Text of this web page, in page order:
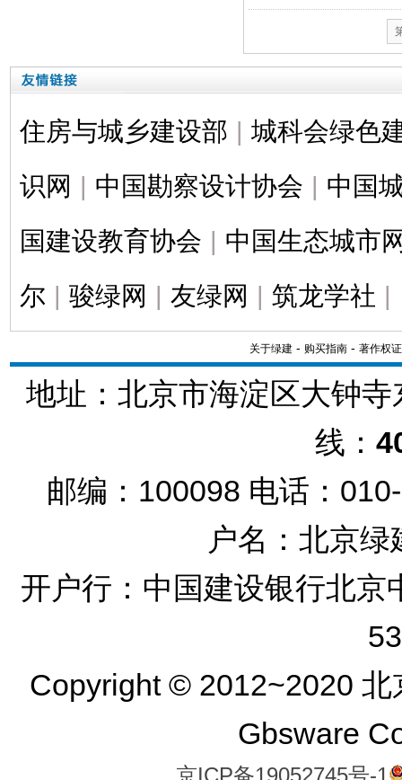
住房与城乡建设部 | 城科会绿色
识网 | 中国勘察设计协会 | 中国
国建设教育协会 | 中国生态城市
尔 | 骏绿网 | 友绿网 | 筑龙学社 |
关于绿建- 购买指南- 著作权
地址：北京市海淀区大钟
线：
邮编：100098 电话：
户名：北京
开户行：中国建设银行北
Copyright © 2012~2020
Gbsware
京ICP备19052745号-1